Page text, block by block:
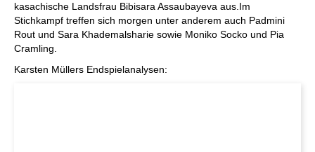
kasachische Landsfrau Bibisara Assaubayeva aus.Im
Stichkampf treffen sich morgen unter anderem auch Padmini
Rout und Sara Khademalsharie sowie Moniko Socko und Pia
Cramling.
Karsten Müllers Endspielanalysen: